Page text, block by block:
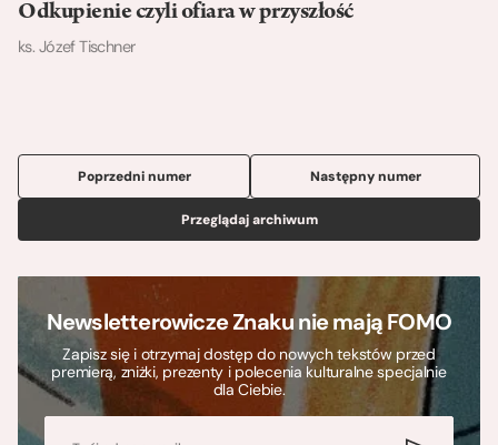
Odkupienie czyli ofiara w przyszłość
ks. Józef Tischner
Poprzedni numer
Przeglądaj archiwum
Następny numer
Newsletterowicze Znaku nie mają FOMO
Zapisz się i otrzymaj dostęp do nowych tekstów przed
premierą, zniżki, prezenty i polecenia kulturalne specjalnie
dla Ciebie.